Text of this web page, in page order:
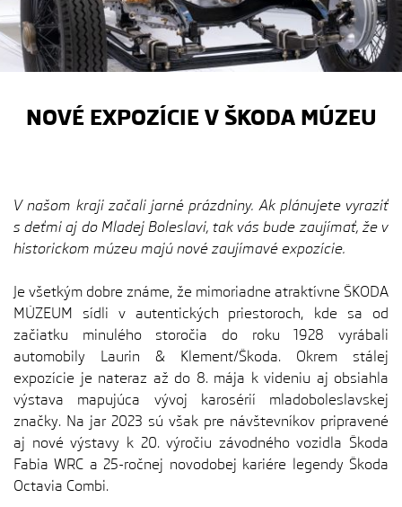
NOVÉ EXPOZÍCIE V ŠKODA MÚZEU
V našom kraji začali jarné prázdniny. Ak plánujete vyraziť
s deťmi aj do Mladej Boleslavi, tak vás bude zaujímať, že v
historickom múzeu majú nové zaujímavé expozície.
Je všetkým dobre známe, že mimoriadne atraktívne ŠKODA
MÚZEUM sídli v autentických priestoroch, kde sa od
začiatku minulého storočia do roku 1928 vyrábali
automobily Laurin & Klement/Škoda. Okrem stálej
expozície je nateraz až do 8. mája k videniu aj obsiahla
výstava mapujúca vývoj karosérií mladoboleslavskej
značky. Na jar 2023 sú však pre návštevníkov pripravené
aj nové výstavy k 20. výročiu závodného vozidla Škoda
Fabia WRC a 25-ročnej novodobej kariére legendy Škoda
Octavia Combi.